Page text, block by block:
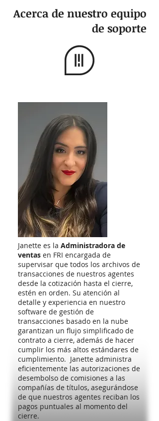
Acerca de nuestro equipo
de soporte
Janette es la Administradora de
ventas en FRI encargada de
supervisar que todos los archivos de
transacciones de nuestros agentes
desde la cotización hasta el cierre,
estén en orden. Su atención al
detalle y experiencia en nuestro
software de gestión de
transacciones basado en la nube
garantizan un flujo simplificado de
contrato a cierre, además de hacer
cumplir los más altos estándares de
cumplimiento. Janette administra
eficientemente las autorizaciones de
desembolso de comisiones a las
compañías de títulos, asegurándose
de que nuestros agentes reciban los
pagos puntuales al momento del
cierre.